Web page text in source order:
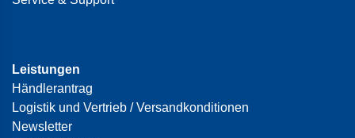
Leistungen
Händlerantrag
Logistik und Vertrieb / Versandkonditionen
Newsletter